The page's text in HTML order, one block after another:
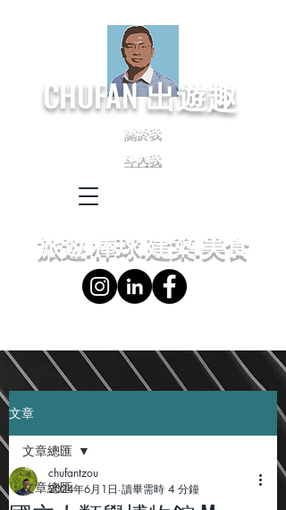
CHUFAN出遊趣
關於我
斗內我
旅遊.棒球.建築.美食
文章
文章總匯
文章總匯
chufantzou
2024年6月1日 讀畢需時 4 分鐘